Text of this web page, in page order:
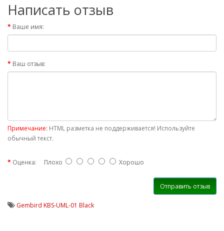
Написать отзыв
Ваше имя:
Ваш отзыв:
Примечание: HTML разметка не поддерживается! Используйте
обычный текст.
Оценка: Плохо Хорошо
Отправить отзыв
Gembird KBS-UML-01 Black